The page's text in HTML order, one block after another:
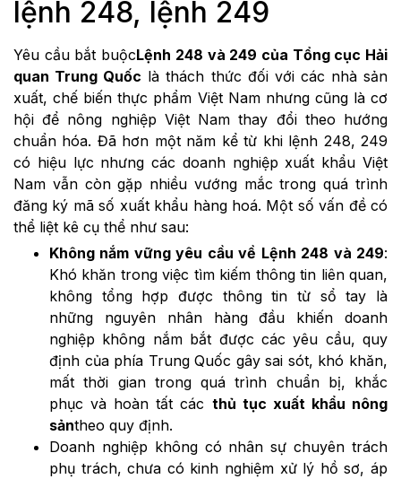
lệnh 248, lệnh 249
Yêu cầu bắt buộcLệnh 248 và 249 của Tổng cục Hải
quan Trung Quốc là thách thức đối với các nhà sản
xuất, chế biến thực phẩm Việt Nam nhưng cũng là cơ
hội để nông nghiệp Việt Nam thay đổi theo hướng
chuẩn hóa. Đã hơn một năm kể từ khi lệnh 248, 249
có hiệu lực nhưng các doanh nghiệp xuất khẩu Việt
Nam vẫn còn gặp nhiều vướng mắc trong quá trình
đăng ký mã số xuất khẩu hàng hoá. Một số vấn đề có
thể liệt kê cụ thể như sau:
Không nắm vững yêu cầu về Lệnh 248 và 249:
Khó khăn trong việc tìm kiếm thông tin liên quan,
không tổng hợp được thông tin từ sổ tay là
những nguyên nhân hàng đầu khiến doanh
nghiệp không nắm bắt được các yêu cầu, quy
định của phía Trung Quốc gây sai sót, khó khăn,
mất thời gian trong quá trình chuẩn bị, khắc
phục và hoàn tất các thủ tục xuất khẩu nông
sảntheo quy định.
Doanh nghiệp không có nhân sự chuyên trách
phụ trách, chưa có kinh nghiệm xử lý hồ sơ, áp